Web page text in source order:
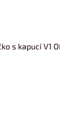
s kapucí V1